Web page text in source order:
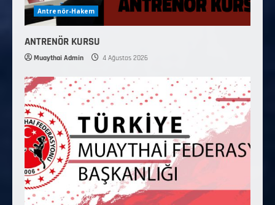
Antrenör-Hakem
ANTRENÖR KURSU
Muaythai Admin 4 Ağustos 2026